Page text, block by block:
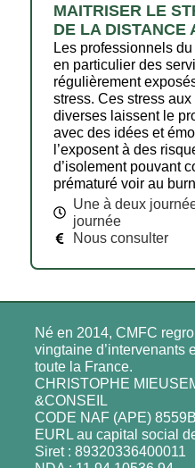
MAITRISER LE
DE LA DISTANCE
Les professionnels
en particulier des
régulièrement
stress. Ces stress
diverses laissent le
avec des idées et
l’exposent à des
d’isolement pouvant
prématuré voir au
Une à deux
journée
Nous consulter
Né en 2014, CMFC
vingtaine d’intervenants
toute la France.
CHRISTOPHE
&CONSEIL
CODE NAF (APE) 8559B
EURL au capital social
Siret : 89320336400011